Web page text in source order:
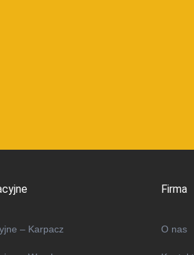
– Karpacz
Firma
O nas